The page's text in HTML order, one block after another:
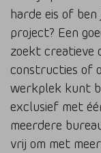
harde eis of
project? Een
zoekt creatieve
constructies of
werkplek kunt
exclusief met
meerdere
vrij om met